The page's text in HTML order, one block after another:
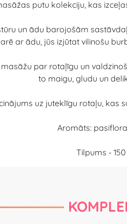
putu kolekciju, kas
un ādu barojošām
ar ādu, jūs izjūtat vilinošu
par rotaļīgu un
to maigu, gludu un
uz juteklīgu rotaļu,
Aromāts:
Tilpums -